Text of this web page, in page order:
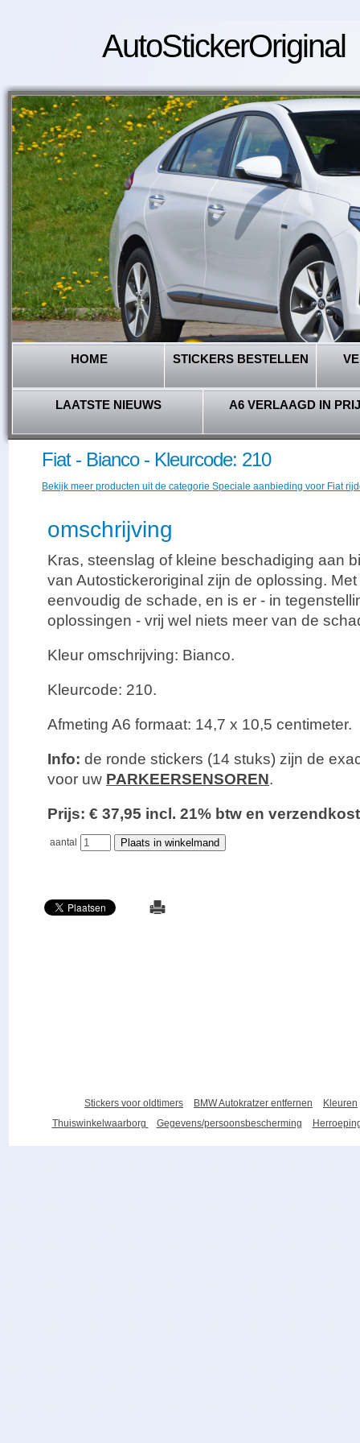
AutoStickerOriginal
HOME STICKERS BESTELLEN
LAATSTE NIEUWS A6 VERLAAGD IN
Fiat - Bianco - Kleurcode: 210
Bekijk meer producten uit de categorie Speciale aanbieding voor Fiat
omschrijving
Kras, steenslag of kleine beschadiging aan
van Autostickeroriginal zijn de oplossing.
eenvoudig de schade, en is er - in
oplossingen - vrij wel niets meer van de
Kleur omschrijving: Bianco.
Kleurcode: 210.
Afmeting A6 formaat: 14,7 x 10,5 centimeter.
Info: de ronde stickers (14 stuks) zijn de
voor uw PARKEERSENSOREN.
Prijs: € 37,95 incl. 21% btw en
aantal
Stickers voor oldtimers BMW Autokratzer entfernen
Kleuren
Thuiswinkelwaarborg
Gegevens/persoonsbescherming